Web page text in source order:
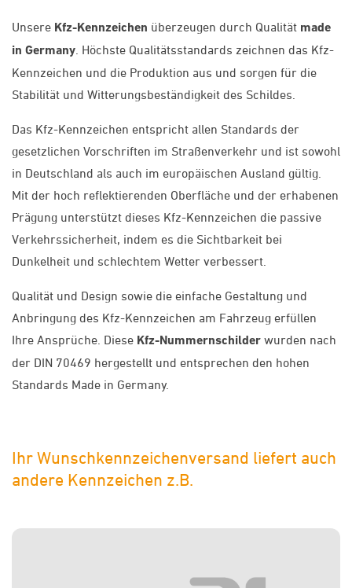
Unsere Kfz-Kennzeichen überzeugen durch Qualität made
in Germany . Höchste Qualitätsstandards zeichnen das Kfz-
Kennzeichen und die Produktion aus und sorgen für die
Stabilität und Witterungsbeständigkeit des Schildes.
Das Kfz-Kennzeichen entspricht allen Standards der
gesetzlichen Vorschriften im Straßenverkehr und ist sowohl
in Deutschland als auch im europäischen Ausland gültig.
Mit der hoch reflektierenden Oberfläche und der erhabenen
Prägung unterstützt dieses Kfz-Kennzeichen die passive
Verkehrssicherheit, indem es die Sichtbarkeit bei
Dunkelheit und schlechtem Wetter verbessert.
Qualität und Design sowie die einfache Gestaltung und
Anbringung des Kfz-Kennzeichen am Fahrzeug erfüllen
Ihre Ansprüche. Diese Kfz-Nummernschilder wurden nach
der DIN 70469 hergestellt und entsprechen den hohen
Standards Made in Germany.
Ihr Wunschkennzeichenversand liefert auch
andere Kennzeichen z.B.